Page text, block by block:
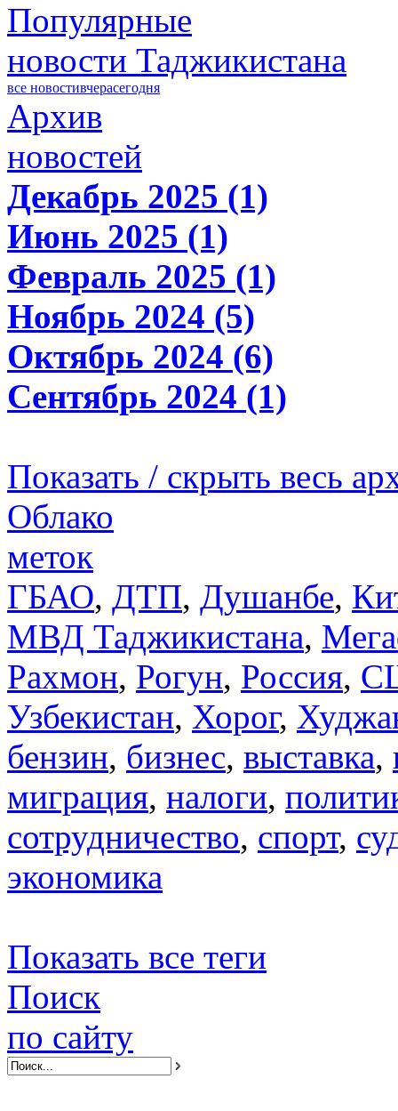
Популярные
новости Таджикистана
все новостивчерасегодня
Архив
новостей
Декабрь 2025 (1)
Июнь 2025 (1)
Февраль 2025 (1)
Ноябрь 2024 (5)
Октябрь 2024 (6)
Сентябрь 2024 (1)
Показать / скрыть весь
Облако
меток
ГБАО, ДТП, Душанбе,
МВД Таджикистана,
Рахмон, Рогун, Россия,
Узбекистан, Хорог,
бензин, бизнес, выставка,
миграция, налоги,
сотрудничество, спорт,
экономика
Показать все теги
Поиск
по сайту